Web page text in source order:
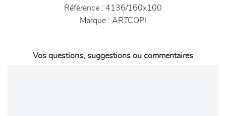
Référence : 4136/160x100
Marque : ARTCOPI
Vos questions, suggestions ou commentaires